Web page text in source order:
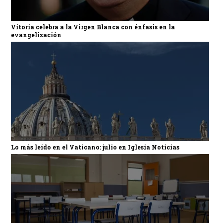
Vitoria celebra a la Virgen Blanca con énfasis en la
evangelización
Lo más leído en el Vaticano: julio en Iglesia Noticias